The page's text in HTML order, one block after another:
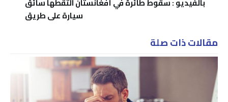
سيارة على طريق
مقالات ذات صلة